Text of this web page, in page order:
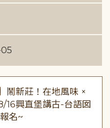
鬧新莊！在地風味 ×
16興直堡講古-台語囡
名~